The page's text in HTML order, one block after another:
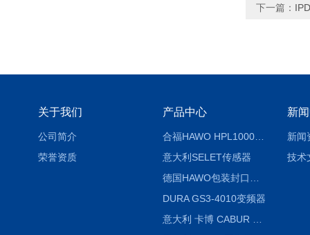
下一篇：
关于我们
公司简介
荣誉资质
产品中心
合福HAWO HPL1000AS封口机
意大利SELET传感器
DURA GS3-4010变频器
新
新闻
技术